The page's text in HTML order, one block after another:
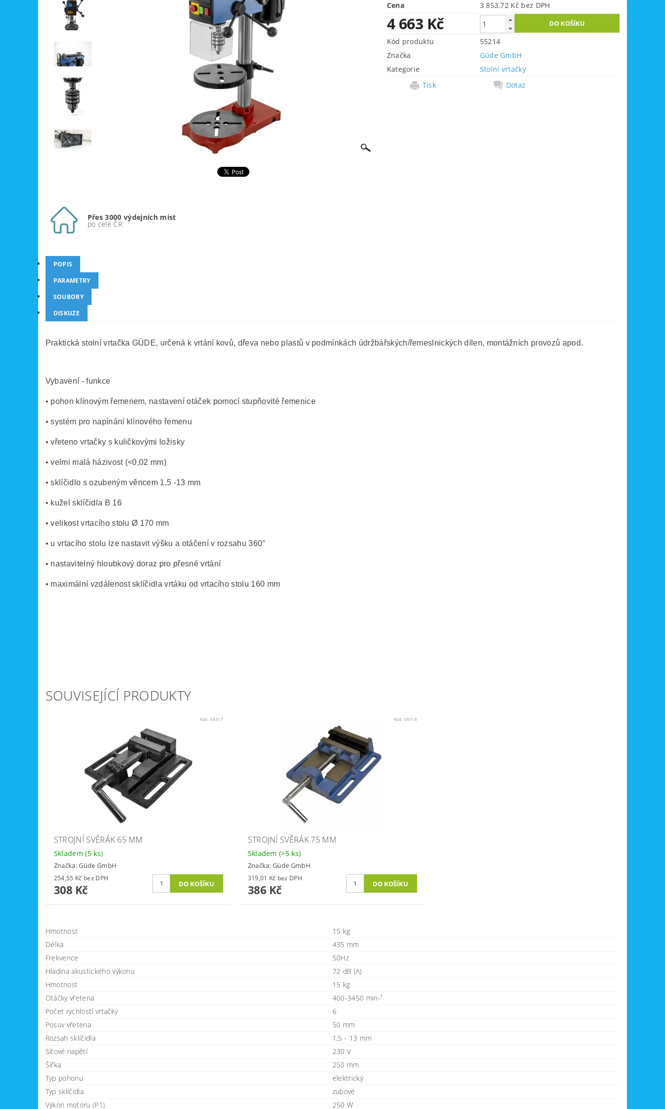
Cena
3 853,72 Kč bez DPH
4 663 Kč
Kód produktu
55214
Značka
Güde GmbH
Kategorie
Stolní vrtačky
Tisk
Dotaz
Přes 3000 výdejních míst
po celé ČR
POPIS
PARAMETRY
SOUBORY
DISKUZE
Praktická stolní vrtačka GÜDE, určená k vrtání kovů, dřeva nebo plastů v podmínkách údržbářských/řemeslnických dílen, montážních provozů apod.
Vybavení - funkce
• pohon klínovým řemenem, nastavení otáček pomocí stupňovité řemenice
• systém pro napínání klínového řemenu
• vřeteno vrtačky s kuličkovými ložisky
• velmi malá házivost (<0,02 mm)
• sklíčidlo s ozubeným věncem 1,5 -13 mm
• kužel sklíčidla B 16
• velikost vrtacího stolu Ø 170 mm
• u vrtacího stolu lze nastavit výšku a otáčení v rozsahu 360°
• nastavitelný hloubkový doraz pro přesné vrtání
• maximální vzdálenost sklíčidla vrtáku od vrtacího stolu 160 mm
SOUVISEJÍCÍ PRODUKTY
Kód:38317
STROJNÍ SVĚRÁK 65 MM
Skladem(5 ks)
Značka:Güde GmbH
254,55 Kč bez DPH
308 Kč
Kód:38318
STROJNÍ SVĚRÁK 75 MM
Skladem(>5 ks)
Značka:Güde GmbH
319,01 Kč bez DPH
386 Kč
Hmotnost
15 kg
Délka
435 mm
Frekvence
50Hz
Hladina akustického výkonu
72 dB (A)
Hmotnost
15 kg
Otáčky vřetena
400-3450 min-¹
Počet rychlostí vrtačky
6
Posuv vřetena
50 mm
Rozsah sklíčidla
1,5 - 13 mm
Síťové napětí
230 V
Šířka
250 mm
Typ pohonu
elektrický
Typ sklíčidla
zubové
Výkon motoru (P1)
250 W